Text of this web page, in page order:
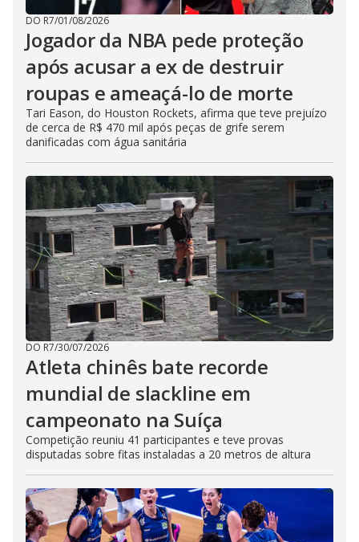
DO R7/01/08/2026
Jogador da NBA pede proteção
após acusar a ex de destruir
roupas e ameaçá-lo de morte
Tari Eason, do Houston Rockets, afirma que teve prejuízo
de cerca de R$ 470 mil após peças de grife serem
danificadas com água sanitária
DO R7/30/07/2026
Atleta chinês bate recorde
mundial de slackline em
campeonato na Suíça
Competição reuniu 41 participantes e teve provas
disputadas sobre fitas instaladas a 20 metros de altura